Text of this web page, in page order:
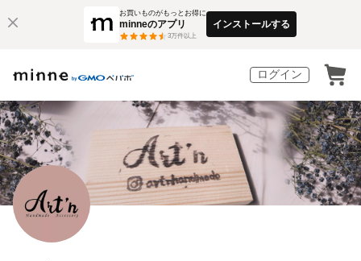
お買いものがもっとお得に
minneのアプリ
3万件以上
インストールする
ログイン